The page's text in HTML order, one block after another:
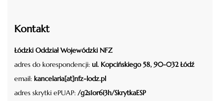
Kontakt
Łódzki Oddział Wojewódzki NFZ
adres do korespondencji: ul. Kopcińskiego 58, 90-032 Łódź
email: kancelaria[at]nfz-lodz.pl
adres skrytki ePUAP: /g2s1or6i3h/SkrytkaESP